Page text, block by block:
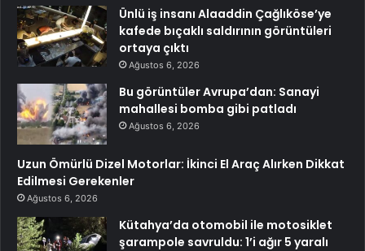
Ünlü iş insanı Alaaddin Çağlıköse’ye
kafede bıçaklı saldırının görüntüleri
ortaya çıktı
Ağustos 6, 2026
Bu görüntüler Avrupa’dan: Sanayi
mahallesi bomba gibi patladı
Ağustos 6, 2026
Uzun Ömürlü Dizel Motorlar: İkinci El Araç Alırken Dikkat
Edilmesi Gerekenler
Ağustos 6, 2026
Kütahya’da otomobil ile motosiklet
şarampole savruldu: 1’i ağır 5 yaralı